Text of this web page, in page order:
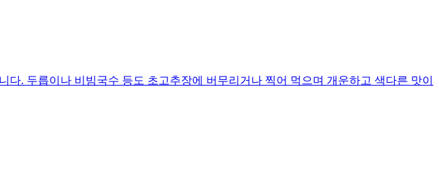
. 두릅이나 비빔국수 등도 초고추장에 버무리거나 찍어 먹으며 개운하고 색다른 맛이